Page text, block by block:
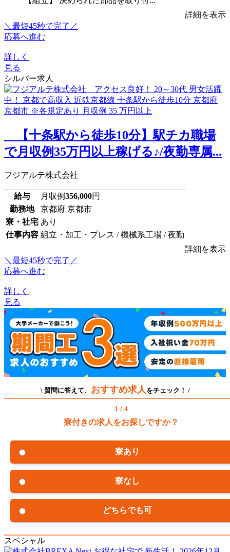
詳細を表示
＼最短45秒で完了／
応募へ進む
詳しく
見る
シルバー求人
【十条駅から徒歩10分】駅チカ職場
で月収例35万円以上稼げる♪/夜勤専属...
フジアルテ株式会社
給与 月収例356,000円
勤務地
京都府 京都市
寮・社宅 あり
仕事内容 組立・加工・プレス / 機械系工場 / 夜勤
詳細を表示
＼最短45秒で完了／
応募へ進む
詳しく
見る
\ 質問に答えて、 おすすめ求人 をチェック！ /
1 / 4
寮付きの求人をお探しですか？
寮あり
寮なし
どちらでも可
スペシャル